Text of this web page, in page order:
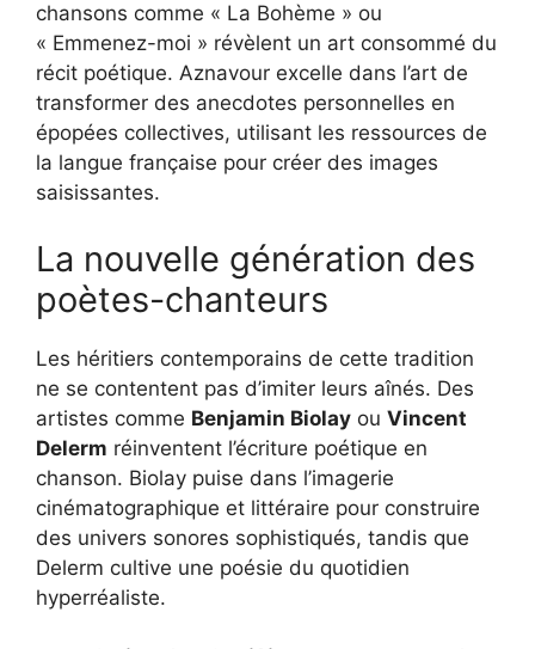
chansons comme « La Bohème » ou
« Emmenez-moi » révèlent un art consommé du
récit poétique. Aznavour excelle dans l’art de
transformer des anecdotes personnelles en
épopées collectives, utilisant les ressources de
la langue française pour créer des images
saisissantes.
La nouvelle génération des
poètes-chanteurs
Les héritiers contemporains de cette tradition
ne se contentent pas d’imiter leurs aînés. Des
artistes comme Benjamin Biolay ou Vincent
Delerm réinventent l’écriture poétique en
chanson. Biolay puise dans l’imagerie
cinématographique et littéraire pour construire
des univers sonores sophistiqués, tandis que
Delerm cultive une poésie du quotidien
hyperréaliste.